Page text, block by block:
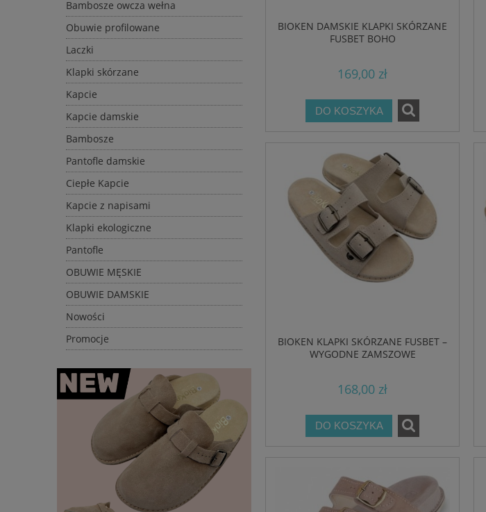
Bambosze owcza wełna
Obuwie profilowane
Laczki
Klapki skórzane
Kapcie
Kapcie damskie
Bambosze
Pantofle damskie
Ciepłe Kapcie
Kapcie z napisami
Klapki ekologiczne
Pantofle
OBUWIE MĘSKIE
OBUWIE DAMSKIE
Nowości
Promocje
BIOKEN DAMSKIE KLAPKI SKÓRZANE
FUSBET BOHO
169,00 zł
DO KOSZYKA
BIOKEN KLAPKI SKÓRZANE FUSBET –
WYGODNE ZAMSZOWE
168,00 zł
DO KOSZYKA